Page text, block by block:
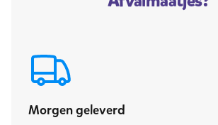
Morgen geleverd